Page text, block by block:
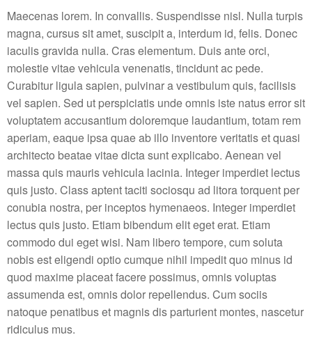
Maecenas lorem. In convallis. Suspendisse nisl. Nulla turpis
magna, cursus sit amet, suscipit a, interdum id, felis. Donec
iaculis gravida nulla. Cras elementum. Duis ante orci,
molestie vitae vehicula venenatis, tincidunt ac pede.
Curabitur ligula sapien, pulvinar a vestibulum quis, facilisis
vel sapien. Sed ut perspiciatis unde omnis iste natus error sit
voluptatem accusantium doloremque laudantium, totam rem
aperiam, eaque ipsa quae ab illo inventore veritatis et quasi
architecto beatae vitae dicta sunt explicabo. Aenean vel
massa quis mauris vehicula lacinia. Integer imperdiet lectus
quis justo. Class aptent taciti sociosqu ad litora torquent per
conubia nostra, per inceptos hymenaeos. Integer imperdiet
lectus quis justo. Etiam bibendum elit eget erat. Etiam
commodo dui eget wisi. Nam libero tempore, cum soluta
nobis est eligendi optio cumque nihil impedit quo minus id
quod maxime placeat facere possimus, omnis voluptas
assumenda est, omnis dolor repellendus. Cum sociis
natoque penatibus et magnis dis parturient montes, nascetur
ridiculus mus.